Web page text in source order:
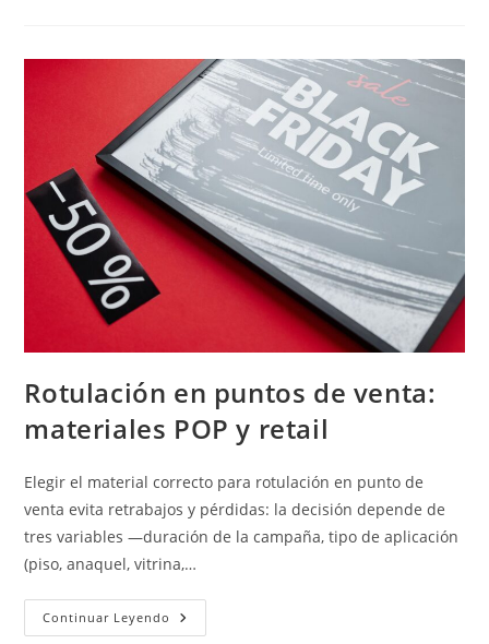
De
Compra
Por
Material
Rotulación en puntos de venta:
materiales POP y retail
Elegir el material correcto para rotulación en punto de
venta evita retrabajos y pérdidas: la decisión depende de
tres variables —duración de la campaña, tipo de aplicación
(piso, anaquel, vitrina,…
Continuar Leyendo Rotulación
En